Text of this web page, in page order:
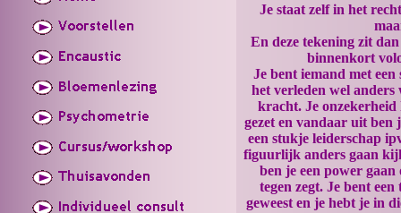
Je staat zelf in het
En deze tekening zit
binnenkort
Je bent iemand met
het verleden wel anders
kracht. Je onzekerheid
gezet en vandaar uit ben
een stukje leiderschap
figuurlijk anders gaan
ben je een power
tegen zegt. Je bent
geweest en je hebt je in